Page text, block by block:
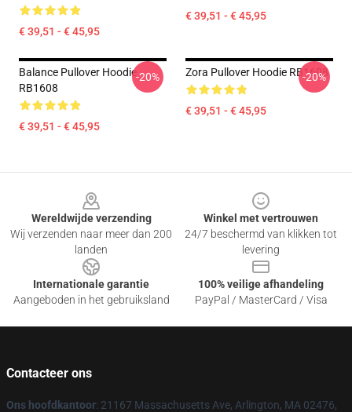
€ 39,51 - € 45,95
€ 39,51 - € 45,95
Balance Pullover Hoodie
RB1608
€ 39,51 - € 45,95
-20% Zora Pullover Hoodie RB1608
€ 39,51 - € 45,95
-20%
Wereldwijde verzending
Wij verzenden naar meer dan 200
landen
Winkel met vertrouwen
24/7 beschermd van klikken tot
levering
Internationale garantie
Aangeboden in het gebruiksland
100% veilige afhandeling
PayPal / MasterCard / Visa
Contacteer ons
Ons hoofdkantoor: 21167 Massachusetts Ave, Arlington, MA 02476,